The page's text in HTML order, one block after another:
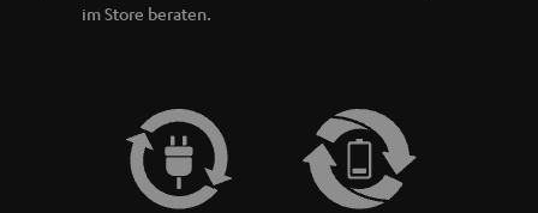
im Store beraten.